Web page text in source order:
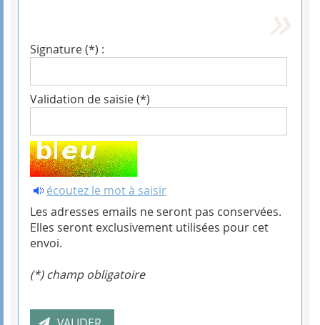
Signature (*) :
Validation de saisie (*)
écoutez le mot à saisir
Les adresses emails ne seront pas conservées.
Elles seront exclusivement utilisées pour cet
envoi.
(*) champ obligatoire